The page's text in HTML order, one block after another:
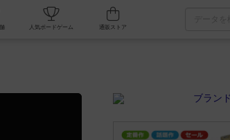
カフェ/店舗 人気ボードゲーム